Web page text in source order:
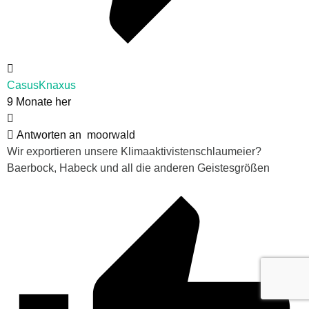
CasusKnaxus
9 Monate her
Antworten an moorwald
Wir exportieren unsere Klimaaktivistenschlaumeier?
Baerbock, Habeck und all die anderen Geistesgrößen